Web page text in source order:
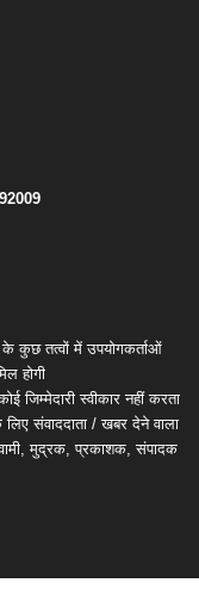
के कुछ तत्वों में उपयोगकर्ताओं
होगी
जिम्मेदारी स्वीकार नहीं करता
संवाददाता / खबर देने वाला
मुद्रक, प्रकाशक, संपादक